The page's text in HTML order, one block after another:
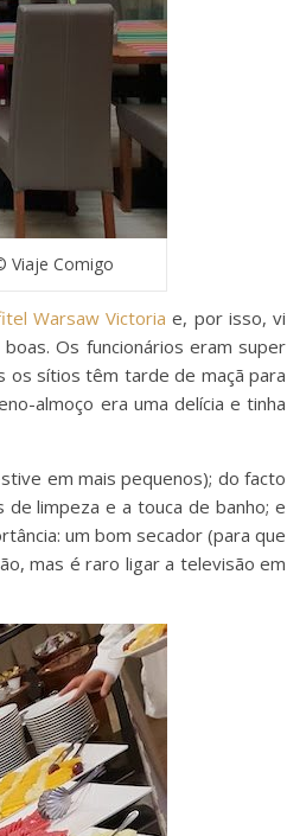
Viaje Comigo
Warsaw Victoria e, por isso, vi
Os funcionários eram super
os sítios têm tarde de maçã para
almoço era uma delícia e tinha
em mais pequenos); do facto
limpeza e a touca de banho; e
um bom secador (para que
mas é raro ligar a televisão em